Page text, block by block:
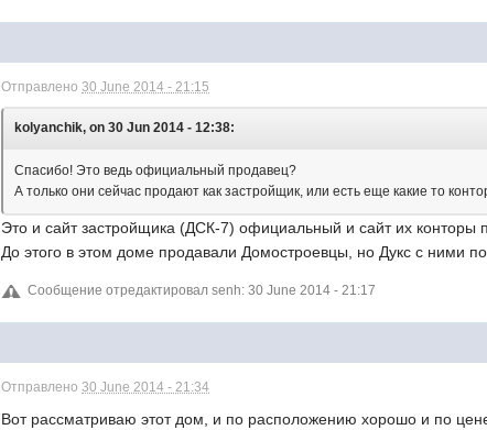
Отправлено30 June 2014 - 21:15
kolyanchik, on 30 Jun 2014 - 12:38:
Спасибо! Это ведь официальный продавец?
А только они сейчас продают как застройщик, или есть еще какие то
Это и сайт застройщика (ДСК-7) официальный и сайт их конторы
До этого в этом доме продавали Домостроевцы, но Дукс с ними
Сообщение отредактировал senh: 30 June 2014 - 21:17
Отправлено30 June 2014 - 21:34
Вот рассматриваю этот дом, и по расположению хорошо и по